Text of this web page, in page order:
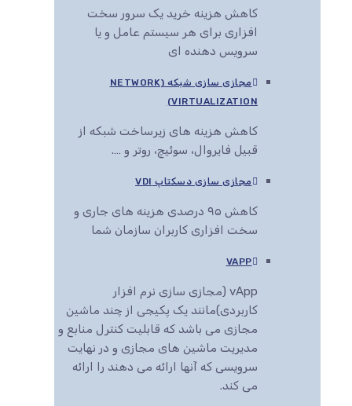
کاهش هزینه خرید یک سرور سخت
افزاری برای هر سیستم عامل و یا
سرویس دهنده ای
مجازی سازی شبکه (NETWORK
VIRTUALIZATION)
کاهش هزینه های زیرساخت شبکه از
قبیل فایروال، سوئیچ، روتر و ….
مجازی سازی دسکتاپ VDI
کاهش ۹۵ درصدی هزینه های جاری و
سخت افزاری کاربران سازمان شما
VAPP
vApp (مجازی سازی نرم افزار
کاربردی)مانند یک پکیجی از چند ماشین
مجازی می باشد که قابلیت کنترل منابع و
مدیریت ماشین های مجازی و در نهایت
سرویسی که آنها ارائه می دهند را ارائه
می کند.